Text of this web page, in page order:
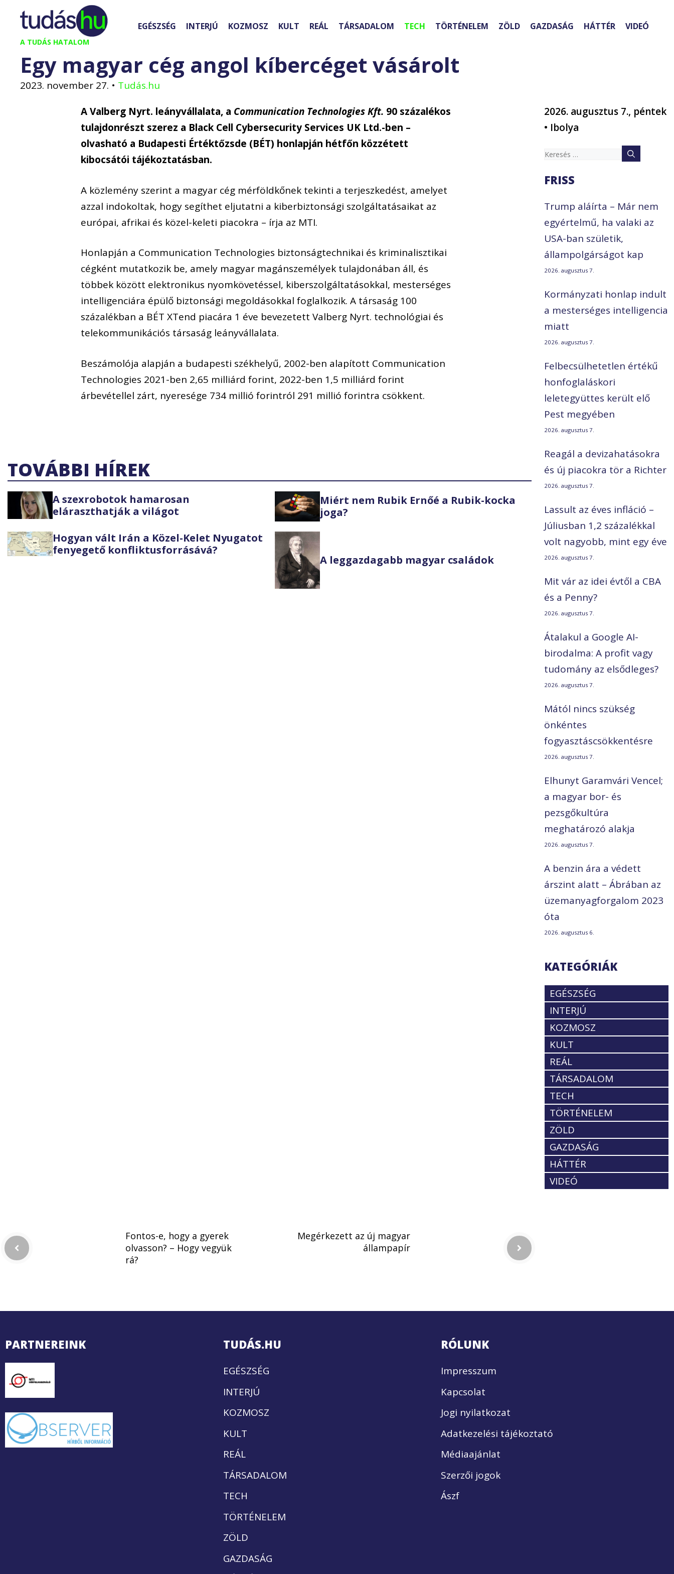
Kilépés
tartalomba
A TUDÁS HATALOM
EGÉSZSÉG INTERJÚ KOZMOSZ KULT REÁL TÁRSADALOM TECH TÖRTÉNELEM ZÖLD GAZDASÁG HÁTTÉR VIDEÓ
Egy magyar cég angol kíbercéget vásárolt
2023. november 27. • Tudás.hu
A Valberg Nyrt. leányvállalata, a Communication Technologies Kft. 90 százalékos
tulajdonrészt szerez a Black Cell Cybersecurity Services UK Ltd.-ben –
olvasható a Budapesti Értéktőzsde (BÉT) honlapján hétfőn közzétett
kibocsátói tájékoztatásban.
A közlemény szerint a magyar cég mérföldkőnek tekinti a terjeszkedést, amelyet
azzal indokoltak, hogy segíthet eljutatni a kiberbiztonsági szolgáltatásaikat az
európai, afrikai és közel-keleti piacokra – írja az MTI.
Honlapján a Communication Technologies biztonságtechnikai és kriminalisztikai
cégként mutatkozik be, amely magyar magánszemélyek tulajdonában áll, és
többek között elektronikus nyomkövetéssel, kiberszolgáltatásokkal, mesterséges
intelligenciára épülő biztonsági megoldásokkal foglalkozik. A társaság 100
százalékban a BÉT XTend piacára 1 éve bevezetett Valberg Nyrt. technológiai és
telekommunikációs társaság leányvállalata.
Beszámolója alapján a budapesti székhelyű, 2002-ben alapított Communication
Technologies 2021-ben 2,65 milliárd forint, 2022-ben 1,5 milliárd forint
árbevétellel zárt, nyeresége 734 millió forintról 291 millió forintra csökkent.
TOVÁBBI HÍREK
A szexrobotok hamarosan
eláraszthatják a világot
Miért nem Rubik Ernőé a Rubik-kocka
joga?
Hogyan vált Irán a Közel-Kelet Nyugatot
fenyegető konfliktusforrásává?
A leggazdagabb magyar családok
2026. augusztus 7., péntek
• Ibolya
Keresés:
FRISS
Trump aláírta – Már nem
egyértelmű, ha valaki az
USA-ban születik,
állampolgárságot kap
2026. augusztus 7.
Kormányzati honlap indult
a mesterséges intelligencia
miatt
2026. augusztus 7.
Felbecsülhetetlen értékű
honfoglaláskori
leletegyüttes került elő
Pest megyében
2026. augusztus 7.
Reagál a devizahatásokra
és új piacokra tör a Richter
2026. augusztus 7.
Lassult az éves infláció –
Júliusban 1,2 százalékkal
volt nagyobb, mint egy éve
2026. augusztus 7.
Mit vár az idei évtől a CBA
és a Penny?
2026. augusztus 7.
Átalakul a Google AI-
birodalma: A profit vagy
tudomány az elsődleges?
2026. augusztus 7.
Mától nincs szükség
önkéntes
fogyasztáscsökkentésre
2026. augusztus 7.
Elhunyt Garamvári Vencel;
a magyar bor- és
pezsgőkultúra
meghatározó alakja
2026. augusztus 7.
A benzin ára a védett
árszint alatt – Ábrában az
üzemanyagforgalom 2023
óta
2026. augusztus 6.
KATEGÓRIÁK
EGÉSZSÉG
INTERJÚ
KOZMOSZ
KULT
REÁL
TÁRSADALOM
TECH
TÖRTÉNELEM
ZÖLD
GAZDASÁG
HÁTTÉR
VIDEÓ
Fontos-e, hogy a gyerek
olvasson? – Hogy vegyük
rá?
Megérkezett az új magyar
állampapír
PARTNEREINK TUDÁS.HU
EGÉSZSÉG
INTERJÚ
KOZMOSZ
KULT
REÁL
TÁRSADALOM
TECH
TÖRTÉNELEM
ZÖLD
GAZDASÁG
RÓLUNK
Impresszum
Kapcsolat
Jogi nyilatkozat
Adatkezelési tájékoztató
Médiaajánlat
Szerzői jogok
Ászf